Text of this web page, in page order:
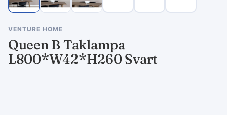
VENTURE HOME
Queen B Taklampa
L800*W42*H260 Svart